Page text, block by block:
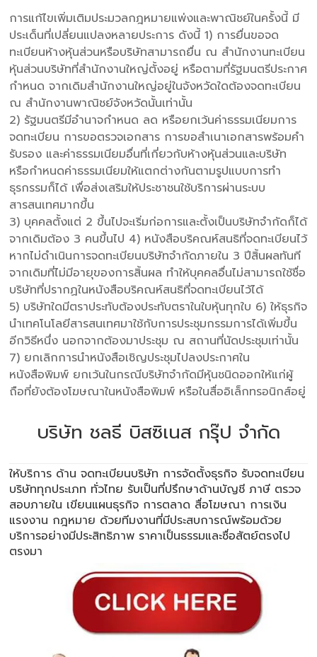
การแก้ไขเพิ่มเติมประมวลกฎหมายแพ่งและพาณิชย์ในครั้งนี้ มี
ประเด็นที่เปลี่ยนแปลงหลายประการ ดังนี้ 1) การยื่นขอจด
ทะเบียนห้างหุ้นส่วนหรือบริษัทสามารถยื่น ณ สำนักงานทะเบียน
หุ้นส่วนบริษัทที่สำนักงานใหญ่ตั้งอยู่ หรือตามที่รัฐมนตรีประกาศ
กำหนด จากเดิมสำนักงานใหญ่อยู่ในจังหวัดใดต้องจดทะเบียน
ณ สำนักงานพาณิชย์จังหวัดนั้นเท่านั้น
2) รัฐมนตรีมีอำนาจกำหนด ลด หรือยกเว้นค่าธรรมเนียมการ
จดทะเบียน การขอตรวจเอกสาร การขอสำเนาเอกสารพร้อมคำ
รับรอง และค่าธรรมเนียมอื่นที่เกี่ยวกับห้างหุ้นส่วนและบริษัท
หรือกำหนดค่าธรรมเนียมให้แตกต่างกันตามรูปแบบการทำ
ธุรกรรมก็ได้ เพื่อส่งเสริมให้ประชาชนใช้บริการผ่านระบบ
สารสนเทศมากขึ้น
3) บุคคลตั้งแต่ 2 ขึ้นไปจะเริ่มก่อการและตั้งเป็นบริษัทจำกัดก็ได้
จากเดิมต้อง 3 คนขึ้นไป 4) หนังสือบริคณห์สนธิที่จดทะเบียนไว้
หากไม่ดำเนินการจดทะเบียนบริษัทจำกัดภายใน 3 ปีสิ้นผลทันที
จากเดิมที่ไม่มีอายุของการสิ้นผล ทำให้บุคคลอื่นไม่สามารถใช้ชื่อ
บริษัทที่ปรากฏในหนังสือบริคณห์สนธิที่จดทะเบียนไว้ได้
5) บริษัทใดมีตราประทับต้องประทับตราในใบหุ้นทุกใบ 6) ให้ธุรกิจ
นำเทคโนโลยีสารสนเทศมาใช้กับการประชุมกรรมการได้เพิ่มขึ้น
อีกวิธีหนึ่ง นอกจากต้องมาประชุม ณ สถานที่นัดประชุมเท่านั้น
7) ยกเลิกการนำหนังสือเชิญประชุมไปลงประกาศใน
หนังสือพิมพ์ ยกเว้นในกรณีบริษัทจำกัดมีหุ้นชนิดออกให้แก่ผู้
ถือที่ยังต้องโฆษณาในหนังสือพิมพ์ หรือในสื่ออิเล็กทรอนิกส์อยู่
บริษัท ชลธี บิสซิเนส กรุ๊ป จำกัด
ให้บริการ ด้านจดทะเบียนบริษัท การจัดตั้งธุรกิจ รับจดทะเบียน
บริษัททุกประเภท ทั่วไทย รับเป็นที่ปรึกษาด้านบัญชี ภาษี ตรวจ
สอบภายใน เขียนแผนธุรกิจ การตลาด สื่อโฆษณา การเงิน
แรงงาน กฎหมาย ด้วยทีมงานที่มีประสบการณ์พร้อมด้วย
บริการอย่างมีประสิทธิภาพ ราคาเป็นธรรมและซื่อสัตย์ตรงไป
ตรงมา